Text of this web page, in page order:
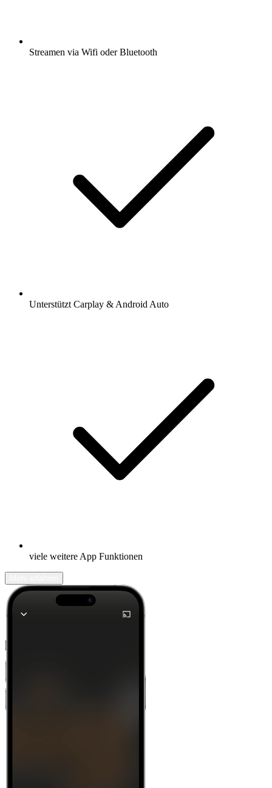
Streamen via Wifi oder Bluetooth
Unterstützt Carplay & Android Auto
viele weitere App Funktionen